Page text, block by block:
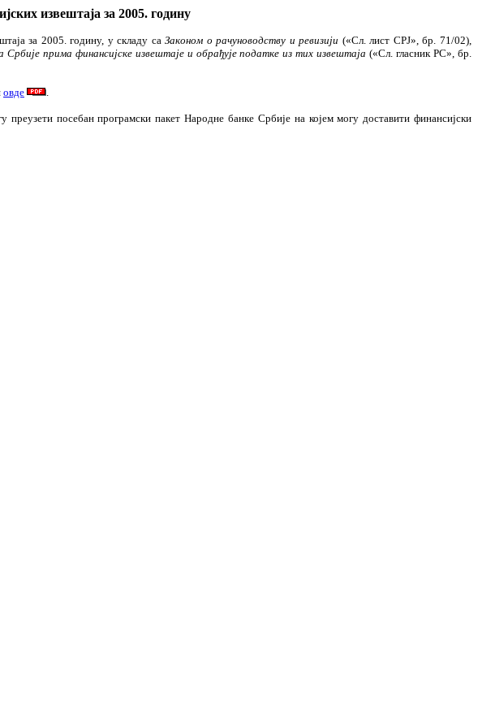
извештаја за 2005. годину
за 2005. годину, у складу саЗаконом о рачуноводству и ревизији («Сл. лист СРЈ», бр. 71/02),
прима финансијске извештаје и обрађује податке из тих извештаја («Сл. гласник РС», бр.
овде .
преузети посебан програмски пакет Народне банке Србије на којем могу доставити финансијски